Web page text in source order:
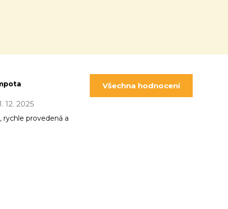
12. 2025
rychle provedená a
Všechna hodnocení